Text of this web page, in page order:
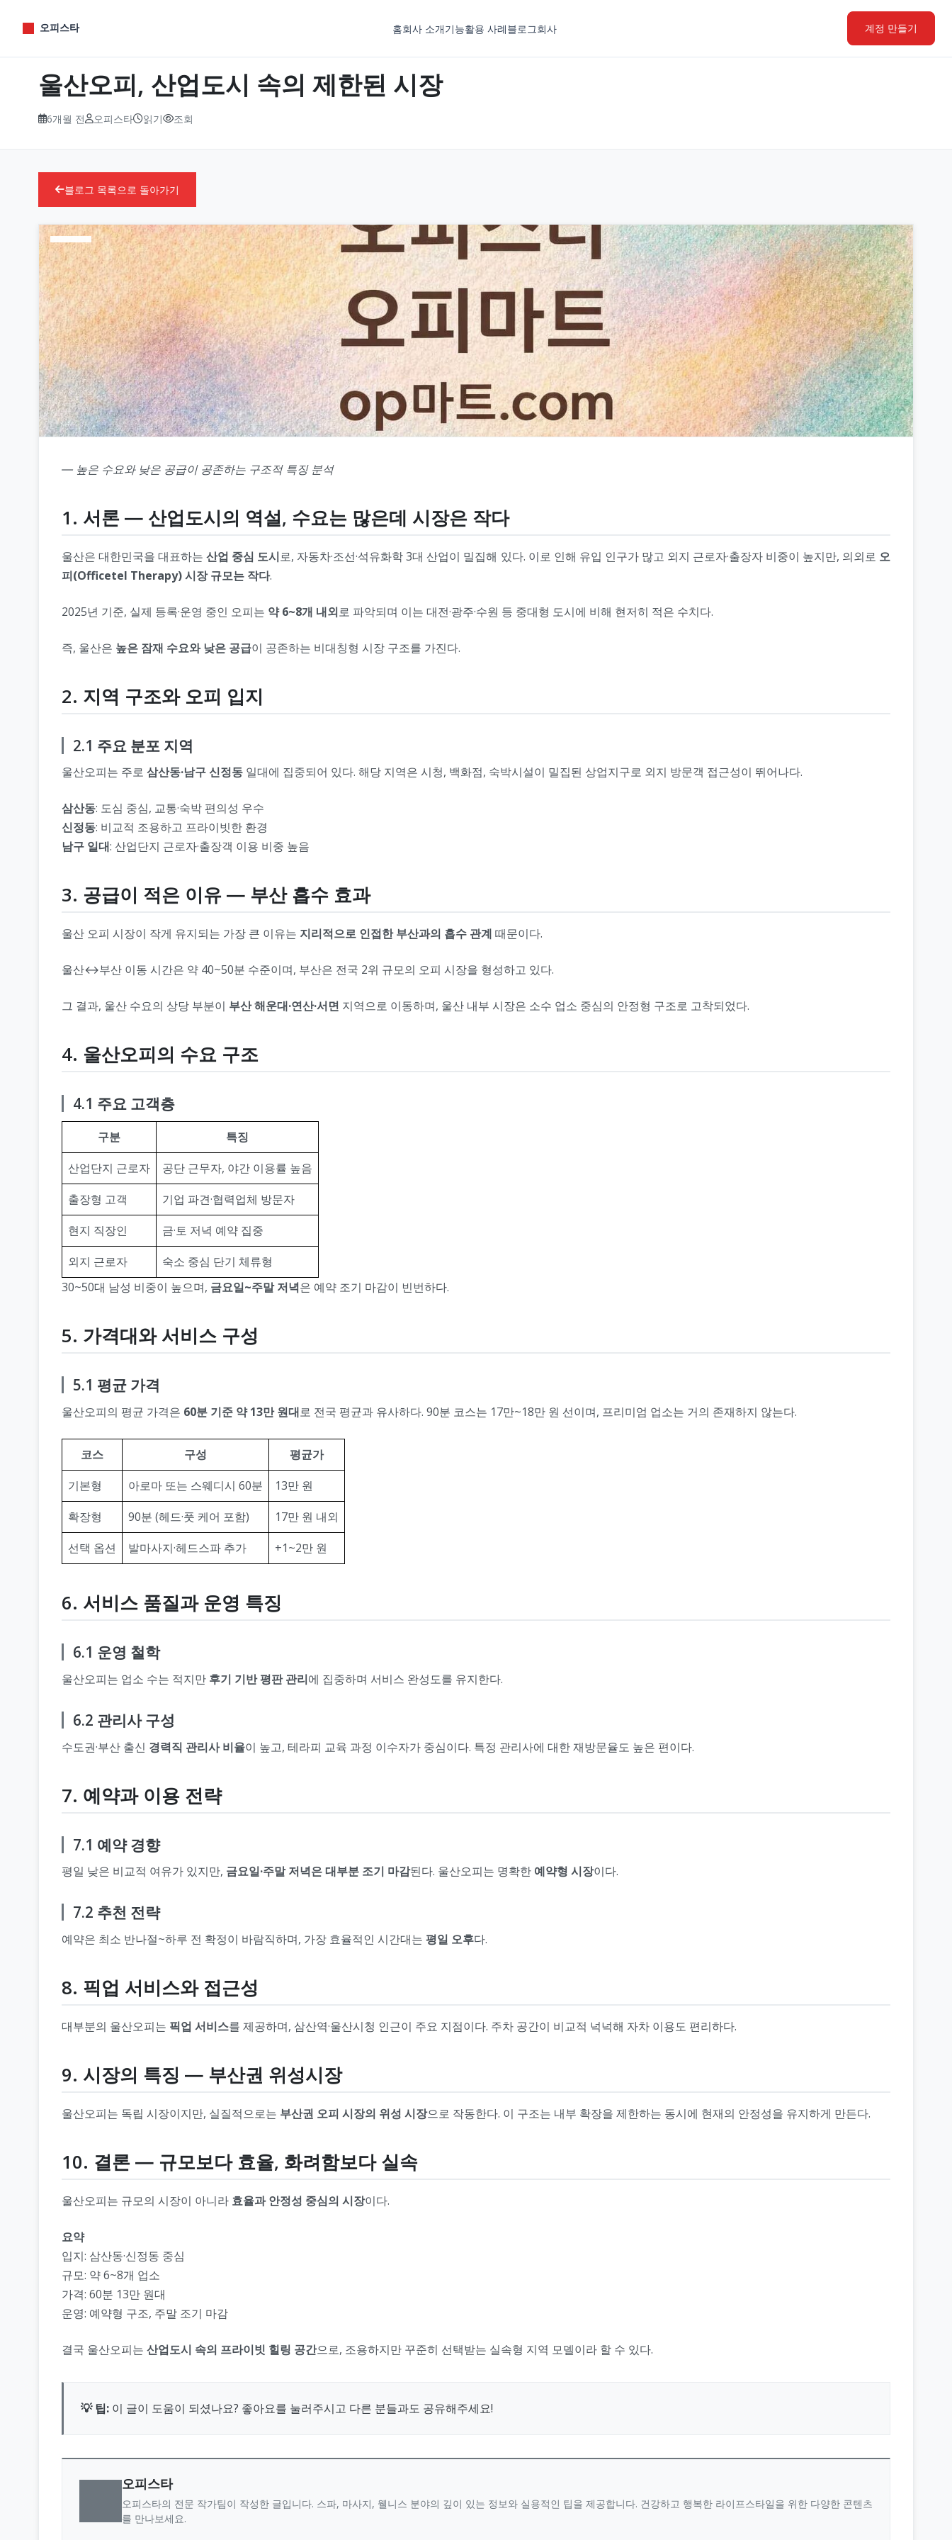
오피스타 홈회사 소개기능활용 사례블로그회사 계정 만들기
울산오피, 산업도시 속의 제한된 시장
6개월 전 오피스타 읽기 조회
블로그 목록으로 돌아가기
― 높은 수요와 낮은 공급이 공존하는 구조적 특징 분석
1. 서론 ― 산업도시의 역설, 수요는 많은데 시장은 작다
울산은 대한민국을 대표하는산업 중심 도시로, 자동차·조선·석유화학 3대 산업이 밀집해 있다. 이로 인해 유입 인구가 많고 외지 근로자·출장자 비중이 높지만, 의외로 오
피(Officetel Therapy) 시장 규모는 작다.
2025년 기준, 실제 등록·운영 중인 오피는 약 6~8개 내외로 파악되며 이는 대전·광주·수원 등 중대형 도시에 비해 현저히 적은 수치다.
즉, 울산은 높은 잠재 수요와 낮은 공급이 공존하는 비대칭형 시장 구조를 가진다.
2. 지역 구조와 오피 입지
2.1 주요 분포 지역
울산오피는 주로 삼산동·남구 신정동 일대에 집중되어 있다. 해당 지역은 시청, 백화점, 숙박시설이 밀집된 상업지구로 외지 방문객 접근성이 뛰어나다.
삼산동: 도심 중심, 교통·숙박 편의성 우수
신정동: 비교적 조용하고 프라이빗한 환경
남구 일대: 산업단지 근로자·출장객 이용 비중 높음
3. 공급이 적은 이유 ― 부산 흡수 효과
울산 오피 시장이 작게 유지되는 가장 큰 이유는 지리적으로 인접한 부산과의 흡수 관계 때문이다.
울산↔부산 이동 시간은 약 40~50분 수준이며, 부산은 전국 2위 규모의 오피 시장을 형성하고 있다.
그 결과, 울산 수요의 상당 부분이 부산 해운대·연산·서면 지역으로 이동하며, 울산 내부 시장은 소수 업소 중심의 안정형 구조로 고착되었다.
4. 울산오피의 수요 구조
4.1 주요 고객층
구분
특징
산업단지 근로자
공단 근무자, 야간 이용률 높음
출장형 고객
기업 파견·협력업체 방문자
현지 직장인
금·토 저녁 예약 집중
외지 근로자
숙소 중심 단기 체류형
30~50대 남성 비중이 높으며, 금요일~주말 저녁은 예약 조기 마감이 빈번하다.
5. 가격대와 서비스 구성
5.1 평균 가격
울산오피의 평균 가격은 60분 기준 약 13만 원대로 전국 평균과 유사하다. 90분 코스는 17만~18만 원 선이며, 프리미엄 업소는 거의 존재하지 않는다.
코스 구성
평균가
기본형
아로마 또는 스웨디시 60분
13만 원
확장형
90분 (헤드·풋 케어 포함)
17만 원 내외
선택 옵션
발마사지·헤드스파 추가 +1~2만 원
6. 서비스 품질과 운영 특징
6.1 운영 철학
울산오피는 업소 수는 적지만 후기 기반 평판 관리에 집중하며 서비스 완성도를 유지한다.
6.2 관리사 구성
수도권·부산 출신 경력직 관리사 비율이 높고, 테라피 교육 과정 이수자가 중심이다. 특정 관리사에 대한 재방문율도 높은 편이다.
7. 예약과 이용 전략
7.1 예약 경향
평일 낮은 비교적 여유가 있지만, 금요일·주말 저녁은 대부분 조기 마감된다. 울산오피는 명확한 예약형 시장이다.
7.2 추천 전략
예약은 최소 반나절~하루 전 확정이 바람직하며, 가장 효율적인 시간대는 평일 오후다.
8. 픽업 서비스와 접근성
대부분의 울산오피는 픽업 서비스를 제공하며, 삼산역·울산시청 인근이 주요 지점이다. 주차 공간이 비교적 넉넉해 자차 이용도 편리하다.
9. 시장의 특징 ― 부산권 위성시장
울산오피는 독립 시장이지만, 실질적으로는 부산권 오피 시장의 위성 시장으로 작동한다. 이 구조는 내부 확장을 제한하는 동시에 현재의 안정성을 유지하게 만든다.
10. 결론 ― 규모보다 효율, 화려함보다 실속
울산오피는 규모의 시장이 아니라 효율과 안정성 중심의 시장이다.
요약
입지: 삼산동·신정동 중심
규모: 약 6~8개 업소
가격: 60분 13만 원대
운영: 예약형 구조, 주말 조기 마감
결국 울산오피는 산업도시 속의 프라이빗 힐링 공간으로, 조용하지만 꾸준히 선택받는 실속형 지역 모델이라 할 수 있다.
💡 팁: 이 글이 도움이 되셨나요? 좋아요를 눌러주시고 다른 분들과도 공유해주세요!
오피스타
오피스타의 전문 작가팀이 작성한 글입니다. 스파, 마사지, 웰니스 분야의 깊이 있는 정보와 실용적인 팁을 제공합니다. 건강하고 행복한 라이프스타일을 위한 다양한 콘텐츠
를 만나보세요.